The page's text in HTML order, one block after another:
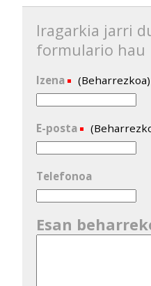
Iragarkia jarri
formulario hau
Izena (Beharrezkoa)
E-posta
Telefonoa
Esan